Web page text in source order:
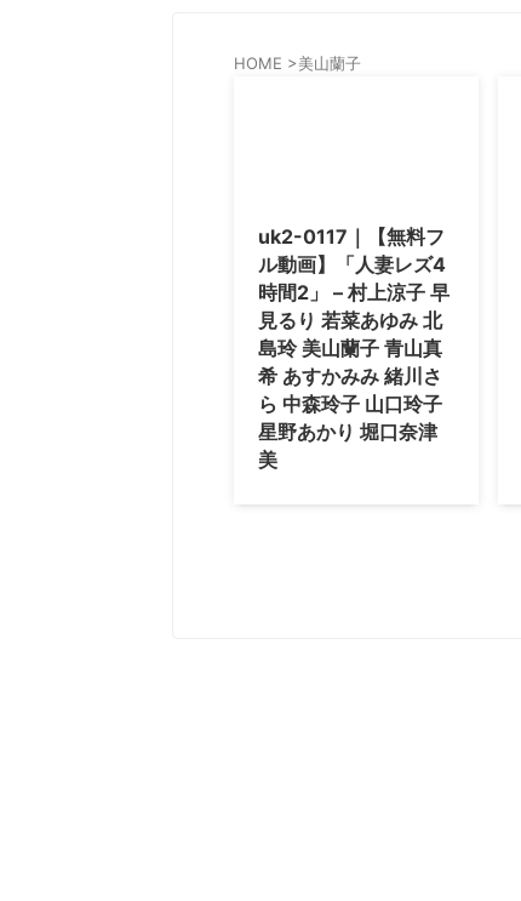
HOME >美山蘭子
uk2-0117｜【無料フ
ル動画】「人妻レズ4
時間2」 – 村上涼子 早
見るり 若菜あゆみ 北
島玲 美山蘭子 青山真
希 あすかみみ 緒川さ
ら 中森玲子 山口玲子
星野あかり 堀口奈津
美